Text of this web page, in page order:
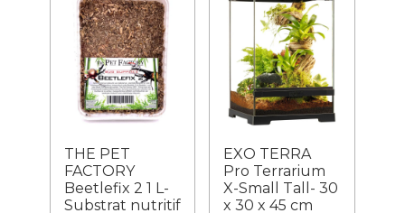
THE PET
FACTORY
Beetlefix 2 1 L-
Substrat nutritif
EXO TERRA
Pro Terrarium
X-Small Tall- 30
x 30 x 45 cm